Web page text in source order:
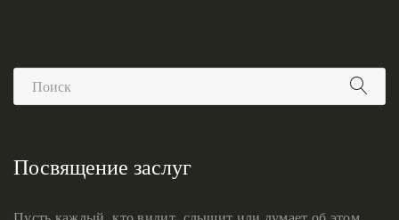
Посвящение заслуг